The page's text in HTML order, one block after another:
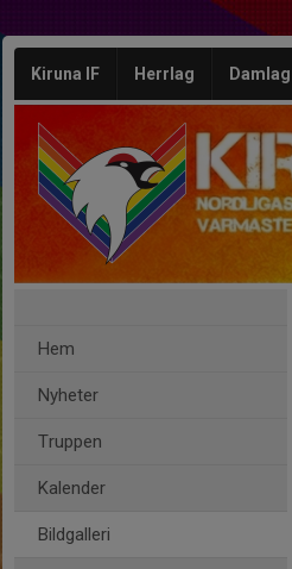
Kiruna IF Herrlag Damlag
Hem
Nyheter
Truppen
Kalender
Bildgalleri